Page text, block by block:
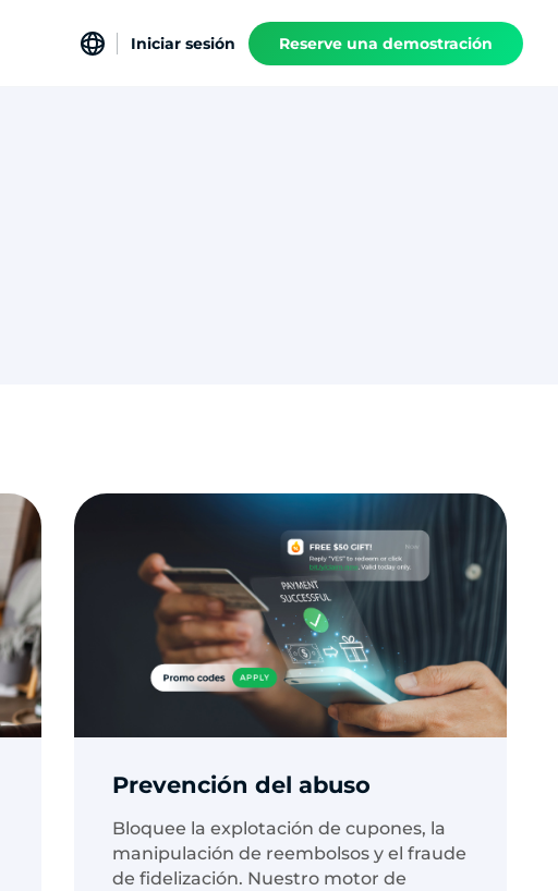
Iniciar sesión Reserve una demostración
Prevención del abuso
Bloquee la explotación de cupones, la
manipulación de reembolsos y el fraude
de fidelización. Nuestro motor de